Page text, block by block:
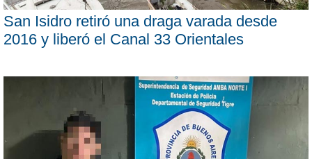
San Isidro retiró una draga varada desde
2016 y liberó el Canal 33 Orientales